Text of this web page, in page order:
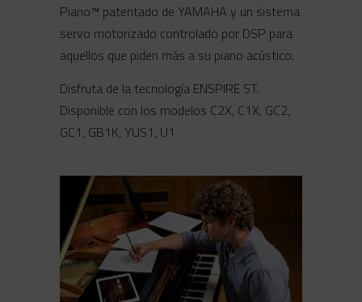
Piano™ patentado de YAMAHA y un sistema
servo motorizado controlado por DSP para
aquellos que piden más a su piano acústico.
Disfruta de la tecnología ENSPIRE ST.
Disponible con los modelos C2X, C1X, GC2,
GC1, GB1K, YUS1, U1